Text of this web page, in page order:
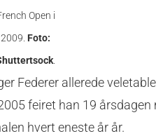
Open i
2009. Foto:
.
Federer allerede
feiret han 19 årsdagen
hvert eneste år år.